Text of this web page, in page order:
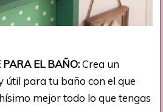
PARA EL BAÑO:Crea un
útil para tu baño con el que
mejor todo lo que tengas